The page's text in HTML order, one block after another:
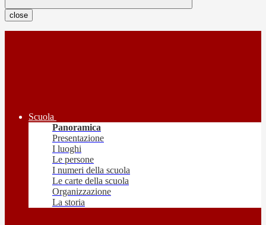
close
Scuola
Panoramica
Presentazione
I luoghi
Le persone
I numeri della scuola
Le carte della scuola
Organizzazione
La storia